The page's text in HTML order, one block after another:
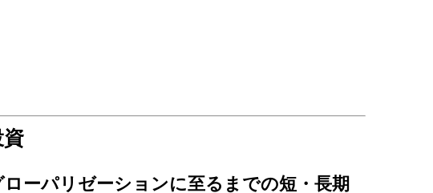
資
ーパリゼーションに至るまでの短・長期